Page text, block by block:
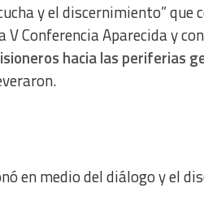
y el discernimiento” que
Conferencia Aparecida y
hacia las periferias
en medio del diálogo y el